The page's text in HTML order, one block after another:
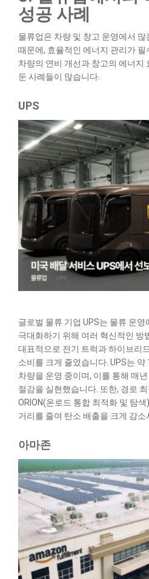
성공 사례
물류업은 차량 및 창고 운영에서
때문에, 효율적인 에너지 관리가 필
차량의 연비 개선과 창고의 에너지
둔 사례들이 많습니다.
UPS
글로벌 물류 기업 UPS는 물류 운
극대화하기 위해 여러 혁신적인 방
대표적으로 전기 트럭과 하이브리
소비를 크게 줄였습니다. UPS는
차량을 운영 중이며, 이를 통해 매
절감을 실현했습니다. 또한, 경로
ORION(온로드 통합 최적화 및 탐
거리를 줄여 탄소 배출을 크게 감소
아마존